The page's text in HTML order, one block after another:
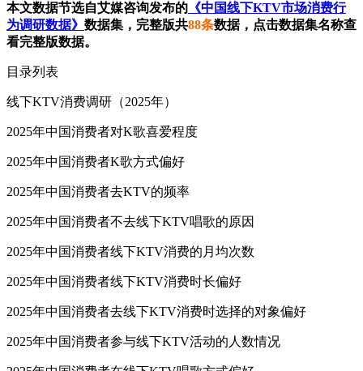
本文数据节选自艾媒咨询发布的 《中国线下KTV市场消费行
为调研数据》 数据集，完整版共88条数据，点击数据集名称查
看完整版数据。
目录列表
线下KTV消费调研（2025年）
2025年中国消费者对K歌喜爱程度
2025年中国消费者K歌方式偏好
2025年中国消费者去KTV的频率
2025年中国消费者不去线下KTV唱歌的原因
2025年中国消费者线下KTV消费的月均次数
2025年中国消费者线下KTV消费时长偏好
2025年中国消费者去线下KTV消费时选择的对象偏好
2025年中国消费者参与线下KTV活动的人数情况